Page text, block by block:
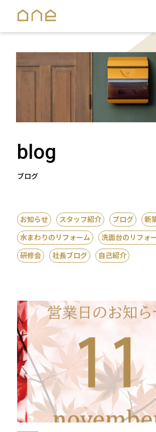
blog
ブログ
お知らせ スタッフ紹介 ブログ 新
水まわりのリフォーム 洗面台のリフォ
研修会 社長ブログ 自己紹介